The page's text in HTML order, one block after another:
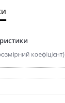
коефіцієнт)